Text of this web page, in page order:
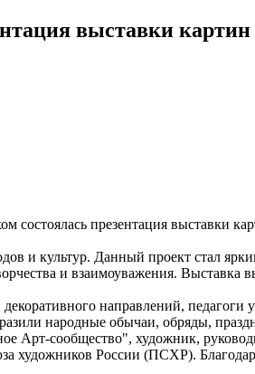
выставки
презентация выставки
и культур. Данный проект стал
и взаимоуважения. Выставка
направлений, педагоги
народные обычаи, обряды,
сообщество", художник,
художников России (ПСХР).